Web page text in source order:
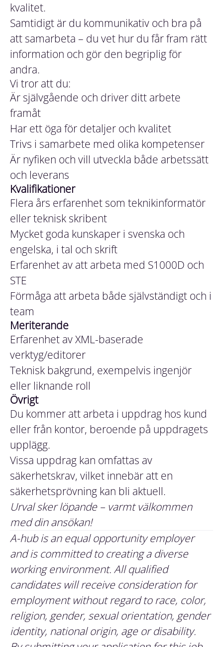
kvalitet.
Samtidigt är du kommunikativ och bra på
att samarbeta – du vet hur du får fram rätt
information och gör den begriplig för
andra.
Vi tror att du:
Är självgående och driver ditt arbete
framåt
Har ett öga för detaljer och kvalitet
Trivs i samarbete med olika kompetenser
Är nyfiken och vill utveckla både arbetssätt
och leverans
Kvalifikationer
Flera års erfarenhet som teknikinformatör
eller teknisk skribent
Mycket goda kunskaper i svenska och
engelska, i tal och skrift
Erfarenhet av att arbeta med S1000D och
STE
Förmåga att arbeta både självständigt och i
team
Meriterande
Erfarenhet av XML-baserade
verktyg/editorer
Teknisk bakgrund, exempelvis ingenjör
eller liknande roll
Övrigt
Du kommer att arbeta i uppdrag hos kund
eller från kontor, beroende på uppdragets
upplägg.
Vissa uppdrag kan omfattas av
säkerhetskrav, vilket innebär att en
säkerhetsprövning kan bli aktuell.
Urval sker löpande – varmt välkommen
med din ansökan!
A-hub is an equal opportunity employer
and is committed to creating a diverse
working environment. All qualified
candidates will receive consideration for
employment without regard to race, color,
religion, gender, sexual orientation, gender
identity, national origin, age or disability.